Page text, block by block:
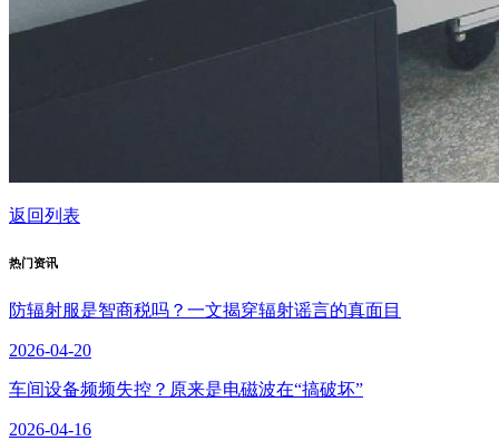
返回列表
热门资讯
防辐射服是智商税吗？一文揭穿辐射谣言的真面目
2026-04-20
车间设备频频失控？原来是电磁波在“搞破坏”
2026-04-16